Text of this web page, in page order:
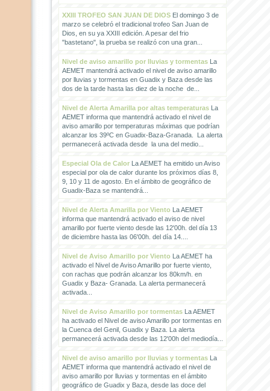
XXIII TROFEO SAN JUAN DE DIOSEl domingo 3 de
marzo se celebró el tradicional trofeo San Juan de
Dios, en su ya XXIII edición. A pesar del frio
"bastetano", la prueba se realizó con una gran...
Nivel de aviso amarillo por lluvias y tormentasLa
AEMET mantendrá activado el nivel de aviso amarillo
por lluvias y tormentas en Guadix y Baza desde las
dos de la tarde hasta las diez de la noche de...
Nivel de Alerta Amarilla por altas temperaturasLa
AEMET informa que mantendrá activado el nivel de
aviso amarillo por temperaturas máximas que podrían
alcanzar los 39ºC en Guadix-Baza-Granada. La alerta
permanecerá activada desde la una del medio...
Especial Ola de CalorLa AEMET ha emitido un Aviso
especial por ola de calor durante los próximos días 8,
9, 10 y 11 de agosto. En el ámbito de geográfico de
Guadix-Baza se mantendrá...
Nivel de Alerta Amarilla por VientoLa AEMET
informa que mantendrá activado el aviso de nivel
amarillo por fuerte viento desde las 12'00h. del día 13
de diciembre hasta las 06'00h. del día 14....
Nivel de Aviso Amarillo por VientoLa AEMET ha
activado el Nivel de Aviso Amarillo por fuerte viento,
con rachas que podrán alcanzar los 80km/h. en
Guadix y Baza- Granada. La alerta permanecerá
activada...
Nivel de Aviso Amarillo por tormentasLa AEMET
ha activado el Nivel de aviso Amarillo por tormentas en
la Cuenca del Genil, Guadix y Baza. La alerta
permanecerá activada desde las 12'00h del mediodía...
Nivel de aviso amarillo por lluvias y tormentasLa
AEMET informa que mantendrá activado el nivel de
aviso amarillo por lluvias y tormentas en el ámbito
geográfico de Guadix y Baza, desde las doce del